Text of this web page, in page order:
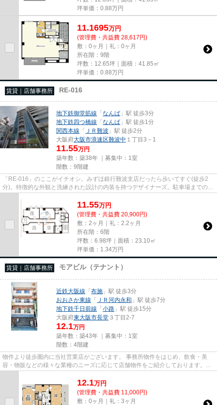
坪単価： 0.88万円
11.1695万円
(管理費・共益費 28,617円)
敷：0ヶ月｜礼：0ヶ月
所在階：9階
坪数：12.65坪｜面積：41.85㎡
坪単価： 0.88万円
賃貸｜店舗事務所 RE-016
地下鉄御堂筋線 「なんば 」駅 徒歩3分
地下鉄四つ橋線 「なんば 」駅 徒歩1分
関西本線 「 ＪＲ難波 」駅 徒歩2分
大阪府大阪市浪速区難波中 １丁目3－1
11.55万円
築年数：築38年 ｜募集中： 1室
階数：9階建
「RE-016」のここがイチオシ。みずほ銀行難波支店だったら歩いてすぐ(徒歩2
分)。特徴的な外観と洗練された設計の内装を持つデザイナーズ。駐車場までの距
離は200mです。クレジットカー...
11.55万円
(管理費・共益費 20,900円)
敷：2ヶ月｜礼：2.2ヶ月
所在階：6階
坪数：6.98坪｜面積：23.10㎡
坪単価： 1.34万円
賃貸｜店舗事務所 モアビル（テナント）
近鉄大阪線 「布施 」駅 徒歩3分
おおさか東線 「 ＪＲ河内永和 」駅 徒歩7分
地下鉄千日前線 「小路 」駅 徒歩15分
大阪府東大阪市長堂 ３丁目2-7
12.1万円
築年数：築43年 ｜募集中： 1室
階数：4階建
物件より徒歩圏内に当社営業店がございます。 事務所物件をはじめ、飲食・美
容・物販などの様々な業種のニーズに応じて店舗物件をご紹介しております。
尚、弊社ではおとり広告は一切...
12.1万円
(管理費・共益費 11,000円)
敷：0ヶ月｜礼：3ヶ月